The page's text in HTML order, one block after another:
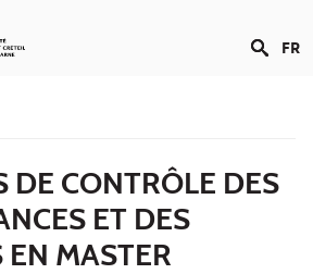
FR
DE CONTRÔLE DES
ET DES
MASTER